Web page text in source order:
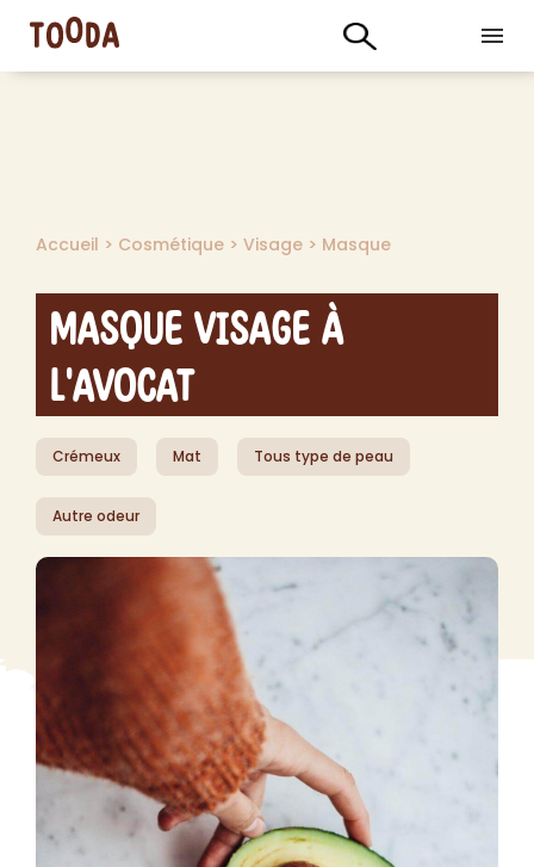
Accueil > Cosmétique > Visage > Masque
Masque visage à
l'avocat
Crémeux Mat Tous type de peau
Autre odeur